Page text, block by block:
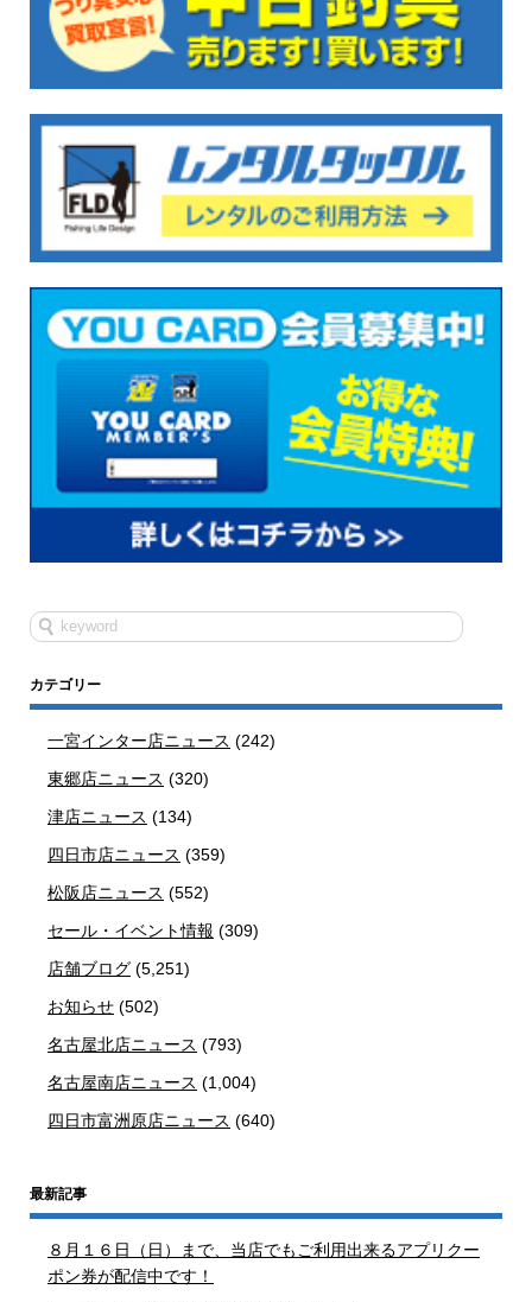
カテゴリー
一宮インター店ニュース (242)
東郷店ニュース (320)
津店ニュース (134)
四日市店ニュース (359)
松阪店ニュース (552)
セール・イベント情報 (309)
店舗ブログ (5,251)
お知らせ (502)
名古屋北店ニュース (793)
名古屋南店ニュース (1,004)
四日市富洲原店ニュース (640)
最新記事
８月１６日（日）まで、当店でもご利用出来るアプリクー
ポン券が配信中です！